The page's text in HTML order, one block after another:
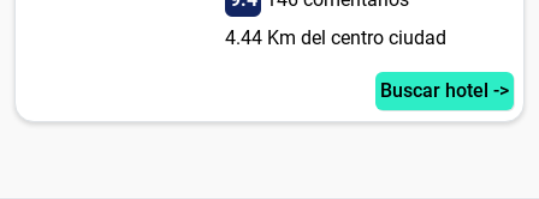
4.44 Km del centro ciudad
Buscar hotel ->